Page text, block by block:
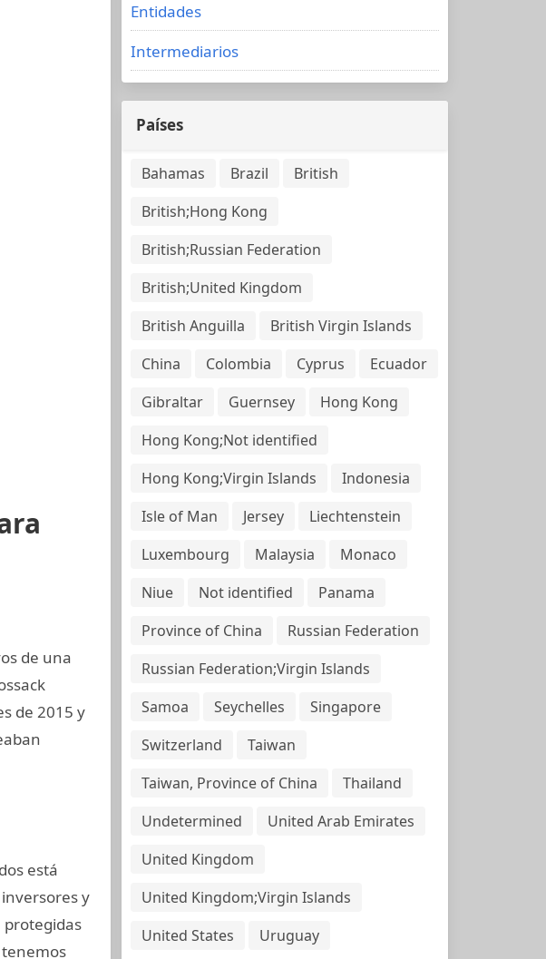
de una
de 2015 y
está
y
protegidas
Entidades
Intermediarios
Países
Bahamas Brazil
British
British;Hong Kong
British;Russian Federation
British;United Kingdom
British Anguilla
British Virgin Islands
China
Colombia Cyprus
Ecuador
Gibraltar
Guernsey
Hong Kong
Hong Kong;Not identified
Hong Kong;Virgin Islands
Indonesia
Isle of Man
Jersey
Liechtenstein
Luxembourg
Malaysia
Monaco
Niue
Not identified
Panama
Province of China
Russian Federation
Russian Federation;Virgin Islands
Samoa
Seychelles
Singapore
Switzerland
Taiwan
Taiwan, Province of China
Thailand
Undetermined
United Arab Emirates
United Kingdom
United Kingdom;Virgin Islands
United States
Uruguay